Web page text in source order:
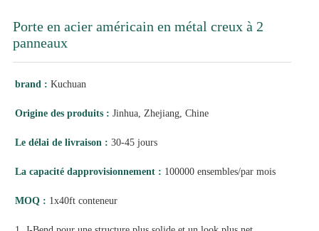
Porte en acier américain en métal creux à 2
panneaux
brand : Kuchuan
Origine des produits : Jinhua, Zhejiang, Chine
Le délai de livraison : 30-45 jours
La capacité dapprovisionnement : 100000 ensembles/par mois
MOQ : 1x40ft conteneur